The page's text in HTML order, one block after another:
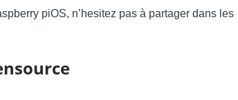
piOS, n’hesitez pas à partager dans les